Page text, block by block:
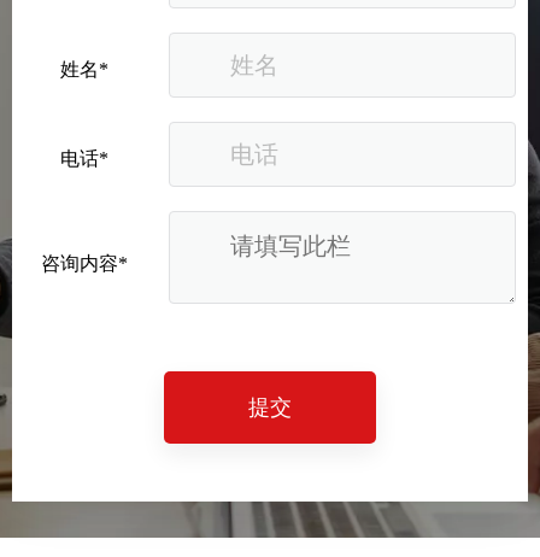
第三步：突破网站界面的“瓶颈之处”
修正问题一：将”确认订单”按钮从网页旁边移到个人信息表的下方
10%，订单量增加180%。借助Yandex.Metrica业绩指标得到了明显
改善。
姓名*
电话*
咨询内容*
提交